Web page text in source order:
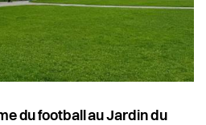
du football au Jardin du